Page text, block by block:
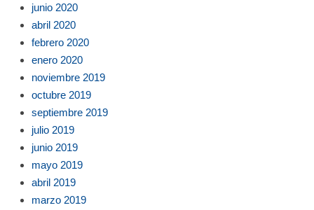
junio 2020
abril 2020
febrero 2020
enero 2020
noviembre 2019
octubre 2019
septiembre 2019
julio 2019
junio 2019
mayo 2019
abril 2019
marzo 2019